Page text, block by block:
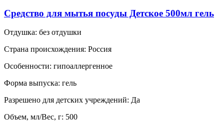
Средство для мытья посуды Детское 500мл гель
Отдушка: без отдушки
Страна происхождения: Россия
Особенности: гипоаллергенное
Форма выпуска: гель
Разрешено для детских учреждений: Да
Объем, мл/Вес, г: 500